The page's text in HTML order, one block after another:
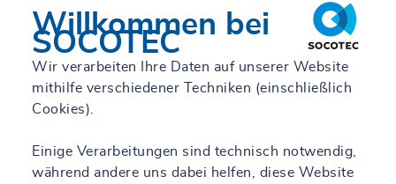
Solutions - Projekte
Mehr erfahren
Willkommen bei
SOCOTEC
Wir verarbeiten Ihre Daten auf unserer Website
mithilfe verschiedener Techniken (einschließlich
Cookies).
Einige Verarbeitungen sind technisch notwendig,
während andere uns dabei helfen, diese Website